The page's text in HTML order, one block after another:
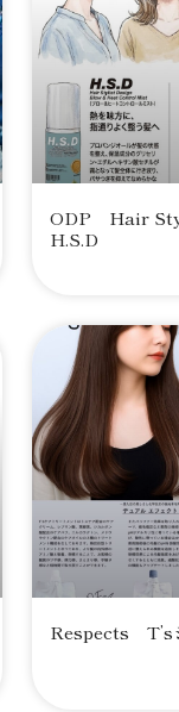
ODP Hair
H.S.D
Respects T’s